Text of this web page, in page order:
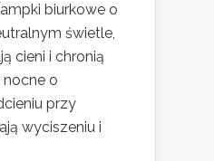
biurkowe o
świetle,
cieni i chronią
o
przy
wyciszeniu i